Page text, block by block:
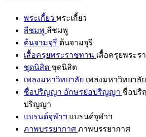
พระเกี้ยว พระเกี้ยว
สีชมพู สีชมพู
ต้นจามจุรี ต้นจามจุรี
เสื้อครุยพระราชทาน เสื้อครุยพระร
ชุดนิสิต ชุดนิสิต
เพลงมหาวิทยาลัย เพลงมหาวิทยาลัย
ชื่อปริญญา อักษรย่อปริญญา ชื่อปริ
ปริญญา
แบรนด์จุฬาฯ แบรนด์จุฬาฯ
ภาพบรรยากาศ ภาพบรรยากาศ